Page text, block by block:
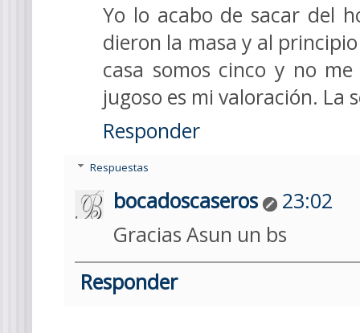
Yo lo acabo de sacar del
dieron la masa y al
casa somos cinco y no
jugoso es mi valoración. La
Responder
Respuestas
bocadoscaseros
23:02
Gracias Asun un bs
Responder